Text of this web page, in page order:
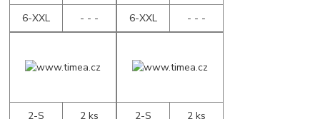
6-XXL - - - 6-XXL - - -
2-S
2 ks
2-S
2 ks